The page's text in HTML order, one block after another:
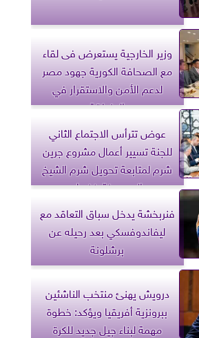
وزير الخارجية يستعرض فى لقاء
مع الصحافة الكورية جهود مصر
لدعم الأمن والاستقرار في
المنطقة
عوض تترأس الاجتماع الثاني
للجنة تسيير أعمال مشروع جرين
شرم لمتابعة تحويل شرم الشيخ
إلى مدينة خضراء
فنربخشة يدخل سباق التعاقد مع
ليفاندوفسكي بعد رحيله عن
برشلونة
درويش يهنئ منتخب الناشئين
ببرونزية أفريقيا ويؤكد: خطوة
مهمة لبناء جيل جديد للكرة